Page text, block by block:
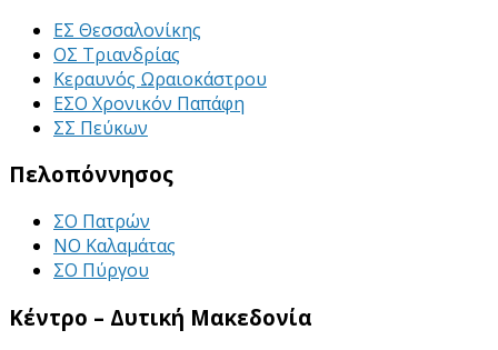
ΕΣ Θεσσαλονίκης
ΟΣ Τριανδρίας
Κεραυνός Ωραιοκάστρου
ΕΣΟ Χρονικόν Παπάφη
ΣΣ Πεύκων
Πελοπόννησος
ΣΟ Πατρών
ΝΟ Καλαμάτας
ΣΟ Πύργου
Κέντρο – Δυτική Μακεδονία